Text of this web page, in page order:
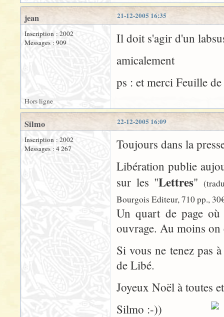
21-12-2005 16:35
jean
Inscription : 2002
Messages : 909
Il doit s'agir d'un
amicalement
ps : et merci Feuille
Hors ligne
22-12-2005 16:09
Silmo
Inscription : 2002
Messages : 4 267
Toujours dans la
Libération publie
sur les "Lettres"
Bourgois Editeur, 710 pp.,
Un quart de page où
ouvrage. Au moins on
Si vous ne tenez pas
de Libé.
Joyeux Noël à toutes
Silmo :-))